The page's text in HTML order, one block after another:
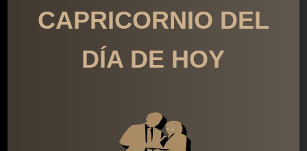
CAPRICORNIO DEL
DÍA DE HOY